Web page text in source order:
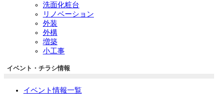
洗面化粧台
リノベーション
外装
外構
増築
小工事
イベント・チラシ情報
イベント情報一覧